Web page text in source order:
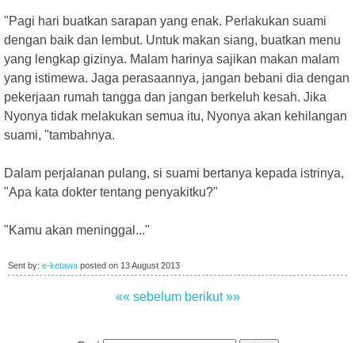
"Pagi hari buatkan sarapan yang enak. Perlakukan suami
dengan baik dan lembut. Untuk makan siang, buatkan menu
yang lengkap gizinya. Malam harinya sajikan makan malam
yang istimewa. Jaga perasaannya, jangan bebani dia dengan
pekerjaan rumah tangga dan jangan berkeluh kesah. Jika
Nyonya tidak melakukan semua itu, Nyonya akan kehilangan
suami, "tambahnya.
Dalam perjalanan pulang, si suami bertanya kepada istrinya,
"Apa kata dokter tentang penyakitku?"
"Kamu akan meninggal..."
Sent by: e-ketawa posted on 13 August 2013
«« sebelum berikut »»